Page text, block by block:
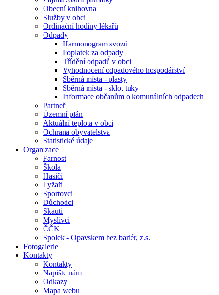
Obecní knihovna
Služby v obci
Ordinační hodiny lékařů
Odpady
Harmonogram svozů
Poplatek za odpady
Třídění odpadů v obci
Vyhodnocení odpadového hospodářství
Sběrná místa - plasty
Sběrná místa - sklo, tuky
Informace občanům o komunálních odpadech
Partneři
Územní plán
Aktuální teplota v obci
Ochrana obyvatelstva
Statistické údaje
Organizace
Farnost
Škola
Hasiči
Lyžaři
Sportovci
Důchodci
Skauti
Myslivci
ČČK
Spolek - Opavskem bez bariér, z.s.
Fotogalerie
Kontakty
Kontakty
Napište nám
Odkazy
Mapa webu